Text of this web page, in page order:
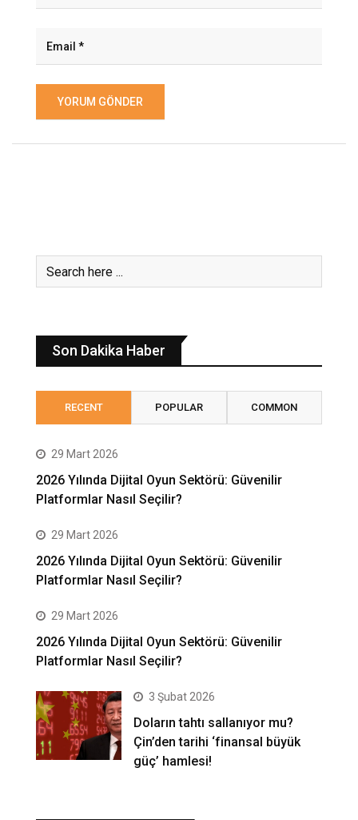
Son Dakika Haber
RECENT POPULAR COMMON
29 Mart 2026
2026 Yılında Dijital Oyun Sektörü: Güvenilir
Platformlar Nasıl Seçilir?
29 Mart 2026
2026 Yılında Dijital Oyun Sektörü: Güvenilir
Platformlar Nasıl Seçilir?
29 Mart 2026
2026 Yılında Dijital Oyun Sektörü: Güvenilir
Platformlar Nasıl Seçilir?
3 Şubat 2026
Doların tahtı sallanıyor mu?
Çin’den tarihi ‘finansal büyük
güç’ hamlesi!